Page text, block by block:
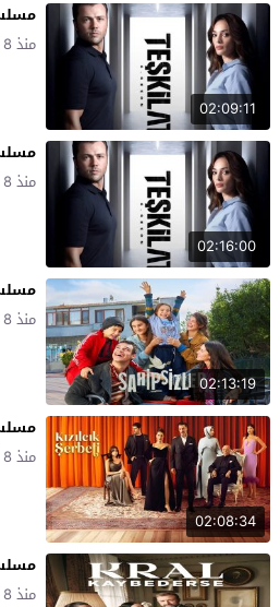
02:09:11
منذ 8 أشهر
02:16:00
منذ 8 أشهر
02:13:19
منذ 8 أشهر
02:08:34
منذ 8 أشهر
منذ 8 أشهر